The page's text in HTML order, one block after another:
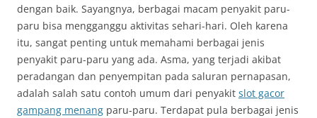
dengan baik. Sayangnya, berbagai macam penyakit paru-
paru bisa mengganggu aktivitas sehari-hari. Oleh karena
itu, sangat penting untuk memahami berbagai jenis
penyakit paru-paru yang ada. Asma, yang terjadi akibat
peradangan dan penyempitan pada saluran pernapasan,
adalah salah satu contoh umum dari penyakit slot gacor
gampang menang paru-paru. Terdapat pula berbagai jenis